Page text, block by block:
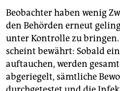
Beobachter haben wenig
den Behörden erneut
unter Kontrolle zu
scheint bewährt: Sobald
auftauchen, werden
abgeriegelt, sämtliche